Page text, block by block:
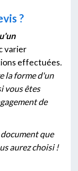
?
varier
effectuées.
la forme d'un
vous êtes
de
que
aurez choisi !